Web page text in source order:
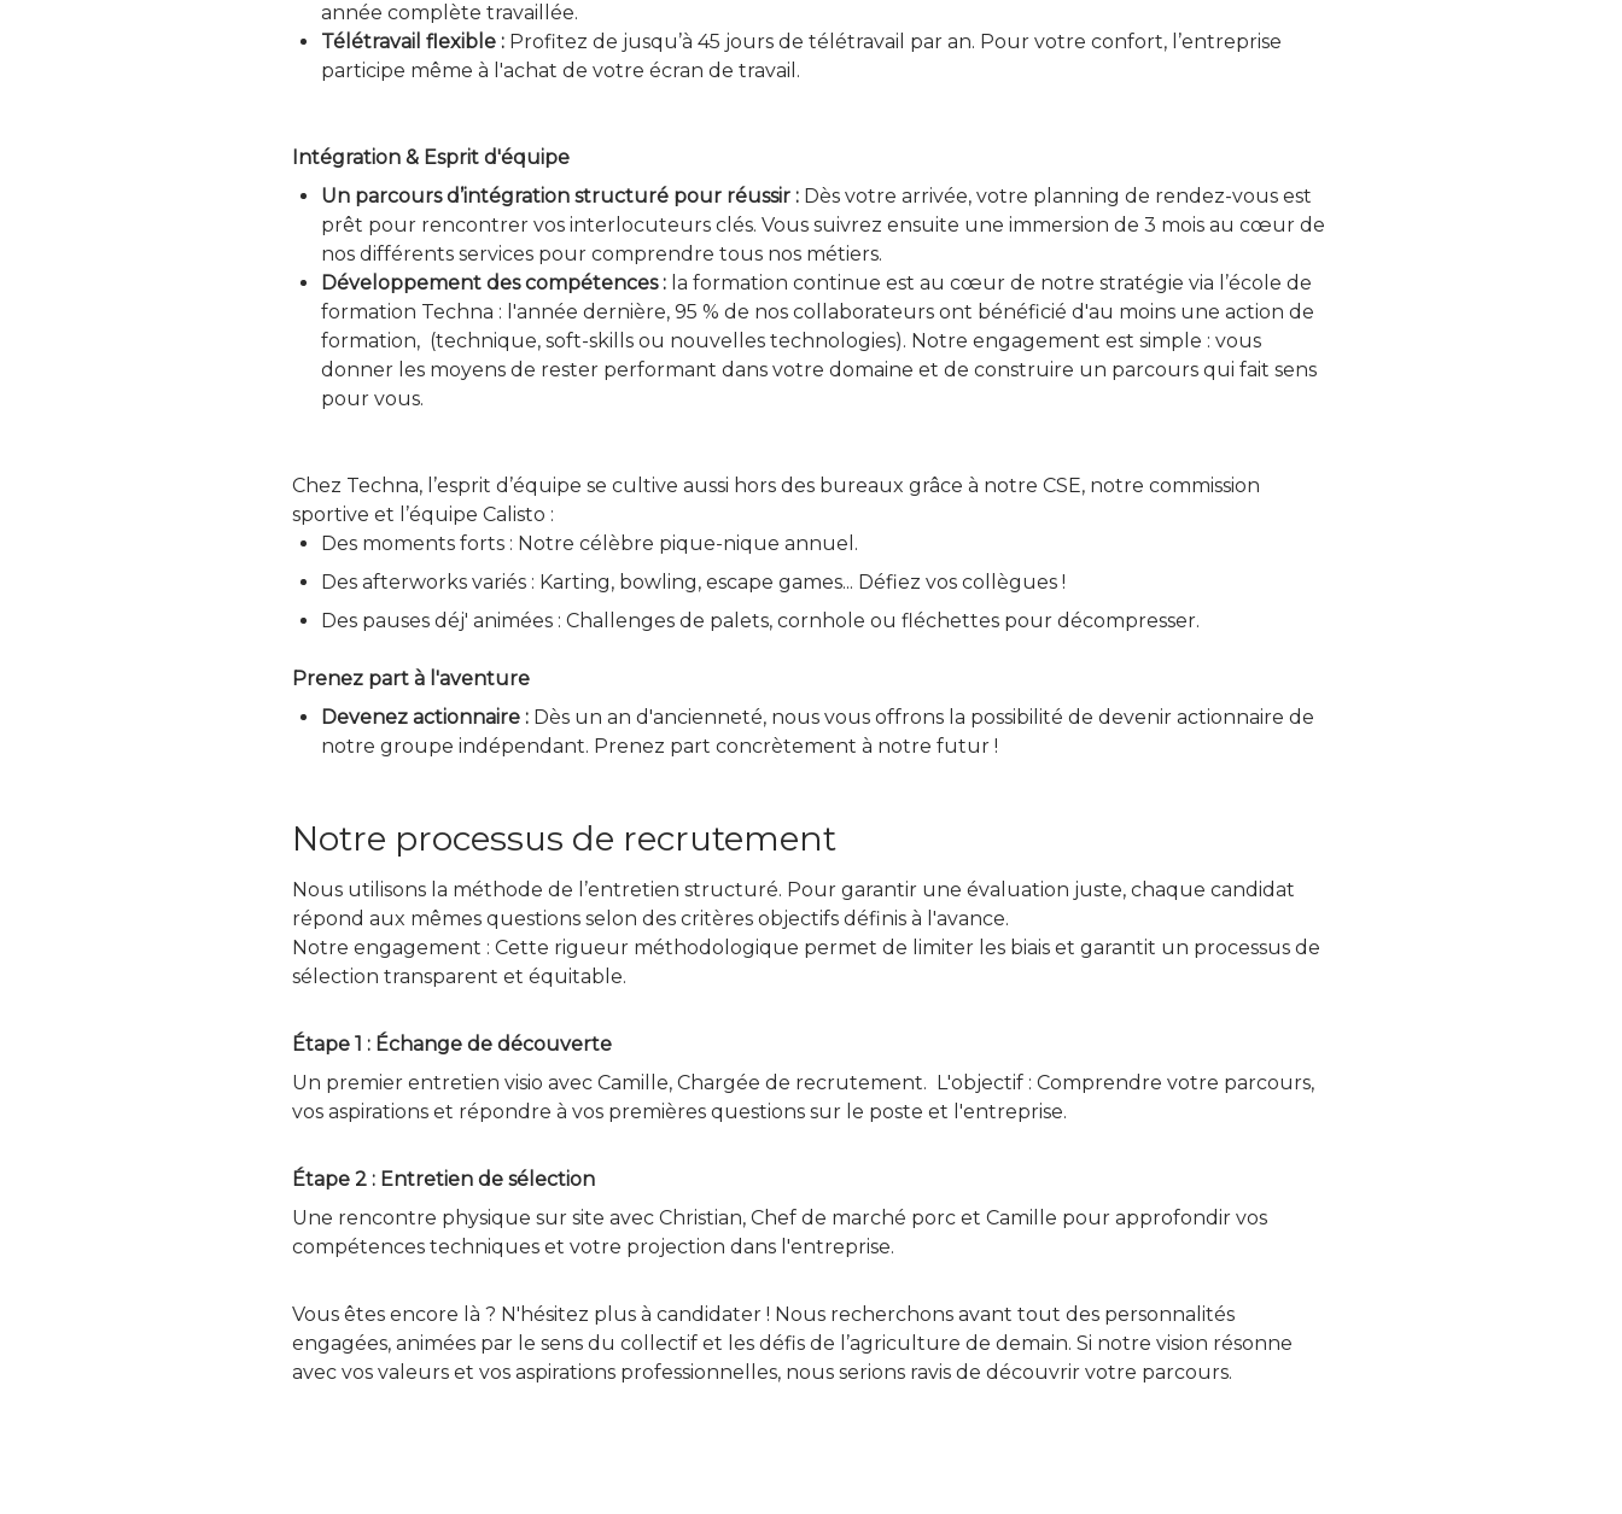
année complète travaillée.
Télétravail flexible :Profitez de jusqu’à 45 jours de télétravail par an. Pour votre confort, l’entreprise
participe même à l'achat de votre écran de travail.
Intégration & Esprit d'équipe
Un parcours d’intégration structuré pour réussir :Dès votre arrivée, votre planning de rendez-vous est
prêt pour rencontrer vos interlocuteurs clés. Vous suivrez ensuite une immersion de 3 mois au cœur de
nos différents services pour comprendre tous nos métiers.
Développement des compétences :la formation continue est au cœur de notre stratégie via l’école de
formation Techna : l'année dernière, 95 % de nos collaborateurs ont bénéficié d'au moins une action de
formation, (technique, soft-skills ou nouvelles technologies). Notre engagement est simple : vous
donner les moyens de rester performant dans votre domaine et de construire un parcours qui fait sens
pour vous.
Chez Techna, l’esprit d’équipe se cultive aussi hors des bureaux grâce à notre CSE, notre commission
sportive et l’équipe Calisto :
Des moments forts : Notre célèbre pique-nique annuel.
Des afterworks variés : Karting, bowling, escape games... Défiez vos collègues !
Des pauses déj' animées : Challenges de palets, cornhole ou fléchettes pour décompresser.
Prenez part à l'aventure
Devenez actionnaire :Dès un an d'ancienneté, nous vous offrons la possibilité de devenir actionnaire de
notre groupe indépendant. Prenez part concrètement à notre futur !
Notre processus de recrutement
Nous utilisons la méthode de l’entretien structuré. Pour garantir une évaluation juste, chaque candidat
répond aux mêmes questions selon des critères objectifs définis à l'avance.
Notre engagement : Cette rigueur méthodologique permet de limiter les biais et garantit un processus de
sélection transparent et équitable.
Étape 1 : Échange de découverte
Un premier entretien visio avec Camille, Chargée de recrutement. L'objectif : Comprendre votre parcours,
vos aspirations et répondre à vos premières questions sur le poste et l'entreprise.
Étape 2 : Entretien de sélection
Une rencontre physique sur site avec Christian, Chef de marché porc et Camille pour approfondir vos
compétences techniques et votre projection dans l'entreprise.
Vous êtes encore là ? N'hésitez plus à candidater ! Nous recherchons avant tout des personnalités
engagées, animées par le sens du collectif et les défis de l’agriculture de demain. Si notre vision résonne
avec vos valeurs et vos aspirations professionnelles, nous serions ravis de découvrir votre parcours.